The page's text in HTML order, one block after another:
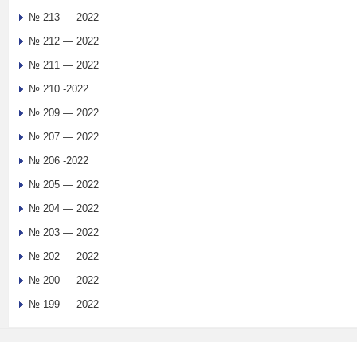
№ 213 — 2022
№ 212 — 2022
№ 211 — 2022
№ 210 -2022
№ 209 — 2022
№ 207 — 2022
№ 206 -2022
№ 205 — 2022
№ 204 — 2022
№ 203 — 2022
№ 202 — 2022
№ 200 — 2022
№ 199 — 2022